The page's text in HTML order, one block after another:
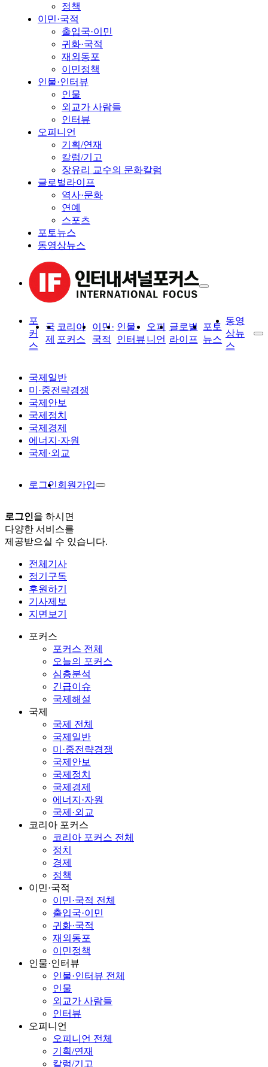
정책
이민·국적
출입국·이민
귀화·국적
재외동포
이민정책
인물·인터뷰
인물
외교가 사람들
인터뷰
오피니언
기획/연재
칼럼/기고
장유리 교수의 문화칼럼
글로벌라이프
역사·문화
연예
스포츠
포토뉴스
동영상뉴스
포
커
스
국
제
코리아
포커스
이민·
국적
인물·
인터뷰
오피
니언
글로벌
라이프
포토
뉴스
동영
상뉴
스
국제일반
미·중전략경쟁
국제안보
국제정치
국제경제
에너지·자원
국제·외교
로그인회원가입
로그인을 하시면
다양한 서비스를
제공받으실 수 있습니다.
전체기사
정기구독
후원하기
기사제보
지면보기
포커스
포커스 전체
오늘의 포커스
심층분석
긴급이슈
국제해설
국제
국제 전체
국제일반
미·중전략경쟁
국제안보
국제정치
국제경제
에너지·자원
국제·외교
코리아 포커스
코리아 포커스 전체
정치
경제
정책
이민·국적
이민·국적 전체
출입국·이민
귀화·국적
재외동포
이민정책
인물·인터뷰
인물·인터뷰 전체
인물
외교가 사람들
인터뷰
오피니언
오피니언 전체
기획/연재
칼럼/기고